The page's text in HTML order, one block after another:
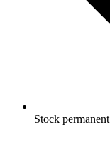
Stock